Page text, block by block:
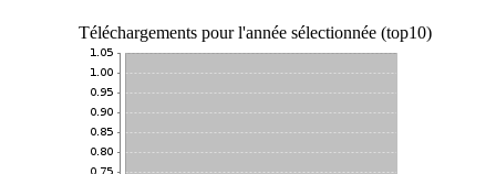
Téléchargements pour l'année sélectionnée (top10)